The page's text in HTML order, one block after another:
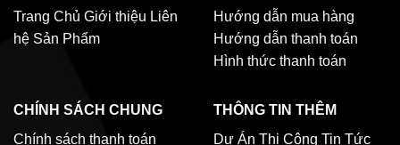
Trang Chủ Giới thiệu Liên
hệ Sản Phẩm
Hướng dẫn mua hàng
Hướng dẫn thanh toán
Hình thức thanh toán
CHÍNH SÁCH CHUNG
Chính sách thanh toán
THÔNG TIN THÊM
Dự Án Thi Công Tin Tức